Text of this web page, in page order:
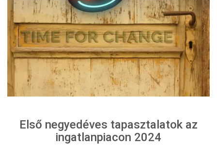
Első negyedéves tapasztalatok az
ingatlanpiacon 2024